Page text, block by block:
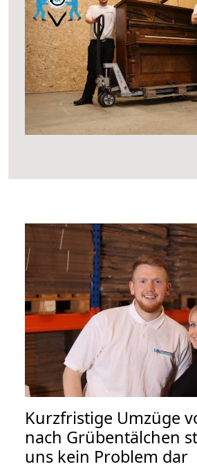
Kurzfristige Umzüge
nach Grübentälchen
uns kein Problem dar